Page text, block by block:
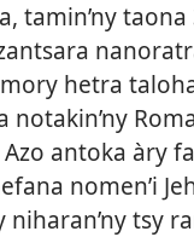
tamin’ny
hetra
notakin’ny
antoka àry
nomen’i
niharan’ny tsy